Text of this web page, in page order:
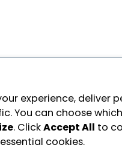
experience, deliver
You can choose
. ClickAccept All to
cookies.